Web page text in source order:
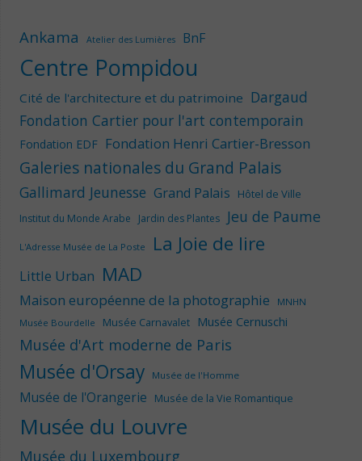
Ankama Atelier des Lumières BnF
Centre Pompidou
Cité de l'architecture et du patrimoine Dargaud
Fondation Cartier pour l'art contemporain
Fondation EDF Fondation Henri Cartier-Bresson
Galeries nationales du Grand Palais
Gallimard Jeunesse Grand Palais Hôtel de Ville
Institut du Monde Arabe Jardin des Plantes Jeu de Paume
L'Adresse Musée de La Poste La Joie de lire
Little Urban MAD
Maison européenne de la photographie
MNHN
Musée Bourdelle
Musée Carnavalet Musée Cernuschi
Musée d'Art moderne de Paris
Musée d'Orsay Musée de l'Homme
Musée de l'Orangerie Musée de la Vie Romantique
Musée du Louvre
Musée du Luxembourg